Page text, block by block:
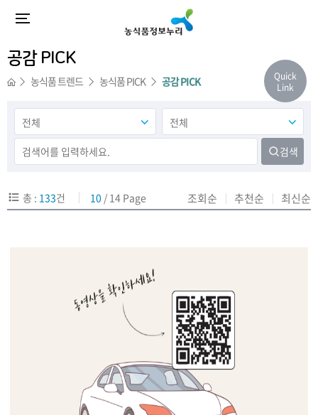
공감 PICK
농식품 트렌드 농식품 PICK 공감 PICK
검색
총 : 133건 10 / 14 Page 조회순 추천순 최신순
Quick
Link